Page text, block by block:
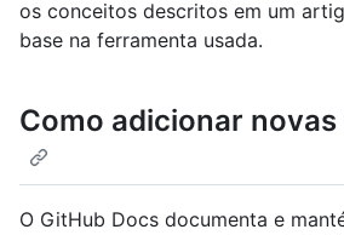
os conceitos descritos em um
base na ferramenta usada.
Como adicionar
O GitHub Docs documenta e